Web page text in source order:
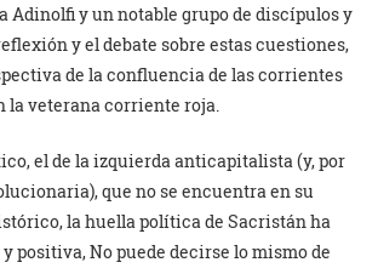
Adinolfi y un notable grupo de discípulos y
y el debate sobre estas cuestiones,
de la confluencia de las corrientes
la veterana corriente roja.
el de la izquierda anticapitalista (y, por
que no se encuentra en su
la huella política de Sacristán ha
positiva, No puede decirse lo mismo de